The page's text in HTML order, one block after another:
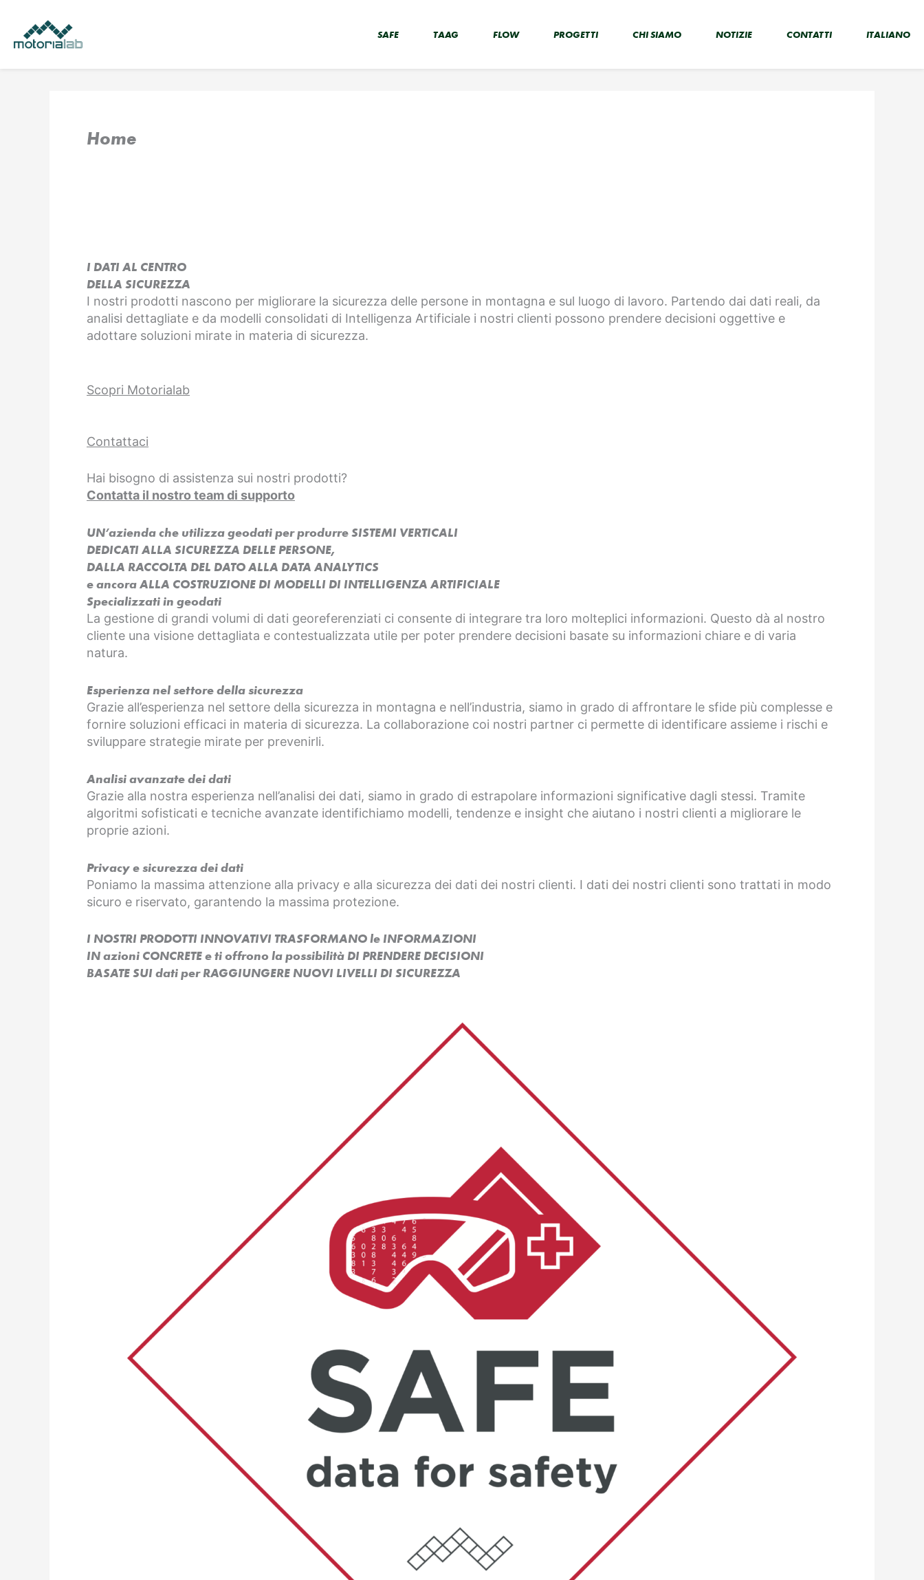
contenuto
SAFE TAAG FLOW PROGETTI CHI SIAMO NOTIZIE CONTATTI ITALIANO
Home
I DATI AL CENTRO
DELLA SICUREZZA
I nostri prodotti nascono per migliorare la sicurezza delle persone in montagna e sul luogo di lavoro. Partendo dai dati reali, da
analisi dettagliate e da modelli consolidati di Intelligenza Artificiale i nostri clienti possono prendere decisioni oggettive e
adottare soluzioni mirate in materia di sicurezza.
Scopri Motorialab
Contattaci
Hai bisogno di assistenza sui nostri prodotti?
Contatta il nostro team di supporto
UN’azienda che utilizza geodati per produrre SISTEMI VERTICALI
DEDICATI ALLA SICUREZZA DELLE PERSONE,
DALLA RACCOLTA DEL DATO ALLA DATA ANALYTICS
e ancora ALLA COSTRUZIONE DI MODELLI DI INTELLIGENZA ARTIFICIALE​
Specializzati in geodati
La gestione di grandi volumi di dati georeferenziati ci consente di integrare tra loro molteplici informazioni. Questo dà al nostro
cliente una visione dettagliata e contestualizzata utile per poter prendere decisioni basate su informazioni chiare e di varia
natura.
Esperienza nel settore della sicurezza
Grazie all’esperienza nel settore della sicurezza in montagna e nell’industria, siamo in grado di affrontare le sfide più complesse e
fornire soluzioni efficaci in materia di sicurezza. La collaborazione coi nostri partner ci permette di identificare assieme i rischi e
sviluppare strategie mirate per prevenirli.
Analisi avanzate dei dati
Grazie alla nostra esperienza nell’analisi dei dati, siamo in grado di estrapolare informazioni significative dagli stessi. Tramite
algoritmi sofisticati e tecniche avanzate identifichiamo modelli, tendenze e insight che aiutano i nostri clienti a migliorare le
proprie azioni.
Privacy e sicurezza dei dati
Poniamo la massima attenzione alla privacy e alla sicurezza dei dati dei nostri clienti. I dati dei nostri clienti sono trattati in modo
sicuro e riservato, garantendo la massima protezione.
I NOSTRI PRODOTTI INNOVATIVI TRASFORMANO le INFORMAZIONI
IN azioni CONCRETE e ti offrono la possibilità DI PRENDERE DECISIONI
BASATE SUI dati per RAGGIUNGERE NUOVI LIVELLI DI SICUREZZA